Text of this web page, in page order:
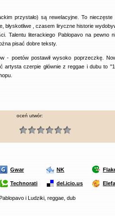
przystało) są rewelacyjne. To nieczęste
błyskotliwe , czasem liryczne historie
Talentu literackiego Pablopavo na pewno
pisać dobre teksty.
- poetów postawił wysoko poprzeczkę.
artysta czerpie głównie z reggae i dubu to
oceń utwór:
Gwar NK
Technorati del.icio.us
i Ludziki, reggae, dub